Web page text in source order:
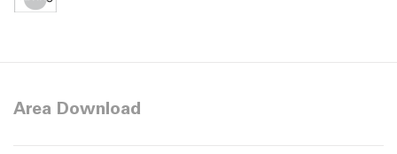
Area Download